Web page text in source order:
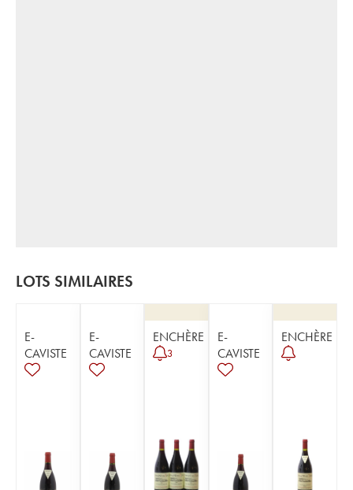
LOTS SIMILAIRES
E-
CAVISTE
E-
CAVISTE
ENCHÈRE
3
E-
CAVISTE
ENCHÈRE